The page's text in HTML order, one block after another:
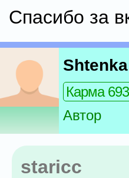
Спасибо за
Shtenka
Карма 693
Автор
staricc